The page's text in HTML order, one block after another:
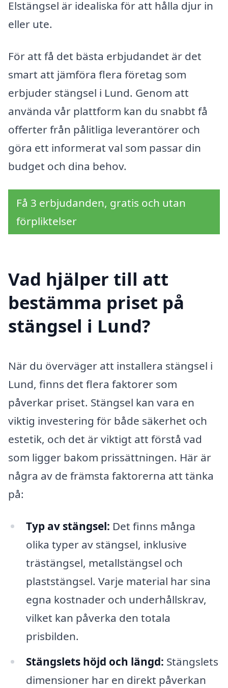
Elstängsel är idealiska för att hålla djur in
eller ute.
För att få det bästa erbjudandet är det
smart att jämföra flera företag som
erbjuder stängsel i Lund. Genom att
använda vår plattform kan du snabbt få
offerter från pålitliga leverantörer och
göra ett informerat val som passar din
budget och dina behov.
Få 3 erbjudanden, gratis och utan
förpliktelser
Vad hjälper till att
bestämma priset på
stängsel i Lund?
När du överväger att installera stängsel i
Lund, finns det flera faktorer som
påverkar priset. Stängsel kan vara en
viktig investering för både säkerhet och
estetik, och det är viktigt att förstå vad
som ligger bakom prissättningen. Här är
några av de främsta faktorerna att tänka
på:
Typ av stängsel: Det finns många
olika typer av stängsel, inklusive
trästängsel, metallstängsel och
plaststängsel. Varje material har sina
egna kostnader och underhållskrav,
vilket kan påverka den totala
prisbilden.
Stängslets höjd och längd: Stängslets
dimensioner har en direkt påverkan